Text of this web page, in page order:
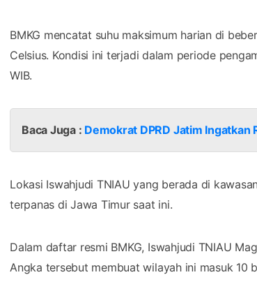
BMKG mencatat suhu maksimum harian di
Celsius. Kondisi ini terjadi dalam periode
WIB.
Baca Juga : Demokrat DPRD Jatim
Lokasi Iswahjudi TNIAU yang berada di
terpanas di Jawa Timur saat ini.
Dalam daftar resmi BMKG, Iswahjudi TNIAU
Angka tersebut membuat wilayah ini masuk 10